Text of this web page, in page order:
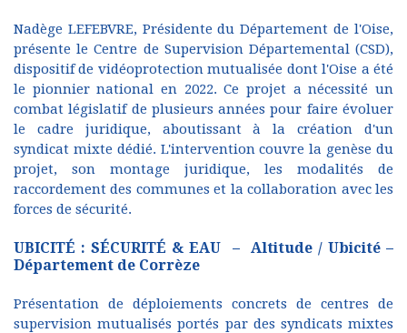
Nadège LEFEBVRE, Présidente du Département de l'Oise,
présente le Centre de Supervision Départemental (CSD),
dispositif de vidéoprotection mutualisée dont l'Oise a été
le pionnier national en 2022. Ce projet a nécessité un
combat législatif de plusieurs années pour faire évoluer
le cadre juridique, aboutissant à la création d'un
syndicat mixte dédié. L'intervention couvre la genèse du
projet, son montage juridique, les modalités de
raccordement des communes et la collaboration avec les
forces de sécurité.
UBICITÉ : SÉCURITÉ & EAU – Altitude / Ubicité –
Département de Corrèze
Présentation de déploiements concrets de centres de
supervision mutualisés portés par des syndicats mixtes